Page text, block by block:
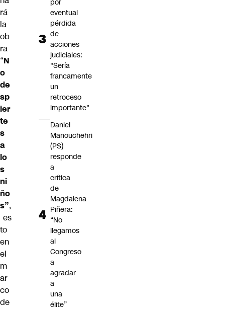
rá
la
ob
ra
“N
o
de
sp
ier
te
s
a
lo
s
ni
ño
s”,
es
to
en
el
m
ar
co
de
por
eventual
pérdida
de
acciones
judiciales:
"Sería
francamente
un
retroceso
importante"
Daniel
Manouchehri
(PS)
responde
a
crítica
de
Magdalena
Piñera:
“No
llegamos
al
Congreso
a
agradar
a
una
élite”